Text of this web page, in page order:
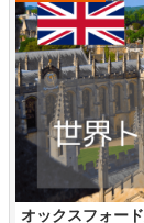
オックスフォー